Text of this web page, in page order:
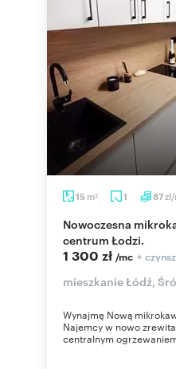
15 m2 1 87
Nowoczesna mikrokawalerka z antresolą w
centrum Łodzi.
1 300 zł /mc +
mieszkanie Łódź,
Wynajmę Nową
Najemcy w nowo
centralnym